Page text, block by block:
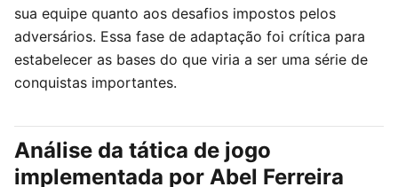
sua equipe quanto aos desafios impostos pelos
adversários. Essa fase de adaptação foi crítica para
estabelecer as bases do que viria a ser uma série de
conquistas importantes.
Análise da tática de jogo
implementada por Abel Ferreira